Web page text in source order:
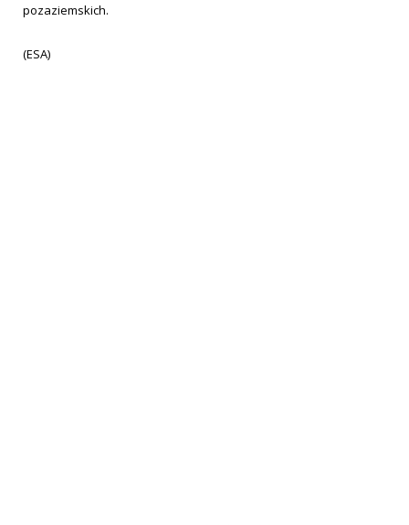
pozaziemskich.
(ESA)